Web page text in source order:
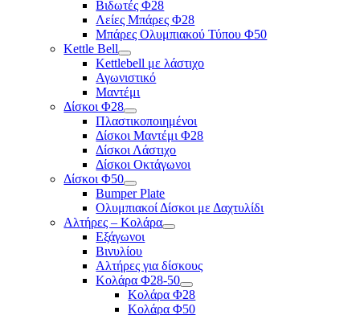
Βιδωτές Φ28
Λείες Μπάρες Φ28
Μπάρες Ολυμπιακού Τύπου Φ50
Kettle Bell
Kettlebell με λάστιχο
Αγωνιστικό
Μαντέμι
Δίσκοι Φ28
Πλαστικοποιημένοι
Δίσκοι Μαντέμι Φ28
Δίσκοι Λάστιχο
Δίσκοι Οκτάγωνοι
Δίσκοι Φ50
Bumper Plate
Ολυμπιακοί Δίσκοι με Δαχτυλίδι
Αλτήρες – Κολάρα
Εξάγωνοι
Βινυλίου
Αλτήρες για δίσκους
Κολάρα Φ28-50
Κολάρα Φ28
Κολάρα Φ50